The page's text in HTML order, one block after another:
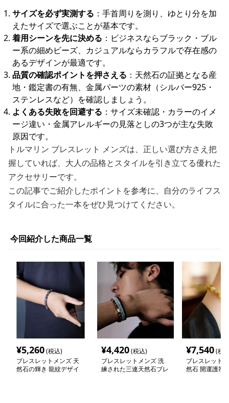
サイズを必ず実測する ：手首周りを測り、ゆとり分を加
えたサイズで選ぶことが基本です。
着用シーンを先に決める ：ビジネスならブラック・ブル
ー系の細めビーズ、カジュアルならカラフルで存在感の
あるデザインが最適です。
品質の確認ポイントを押さえる ：天然石の証拠となる産
地・鑑定書の有無、金属パーツの素材（シルバー925・
ステンレスなど）を確認しましょう。
よくある失敗を回避する ：サイズ未確認・カラーのイメ
ージ違い・金属アレルギーの見落としの3つが主な失敗
原因です。
トルマリン ブレスレット メンズは、正しい選び方さえ把
握していれば、大人の品格とスタイルを引き立てる優れた
アクセサリーです。
この記事でご紹介したポイントを参考に、自分のライフス
タイルに合った一本をぜひ見つけてください。
今回紹介した商品一覧
¥5,260(税込)
ブレスレットメンズ 天
然石の輝き 龍紋デザイ
¥4,420(税込)
ブレスレットメンズ 洗
練された三連天然石ブレ
¥7,540(税
ブレスレット
然石 開運護符